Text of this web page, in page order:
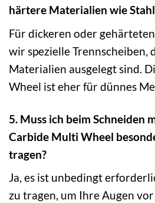
härtere Materialien wie
Für dickeren oder
wir spezielle Trennscheiben,
Materialien ausgelegt sind.
Wheel ist eher für dünnes
5. Muss ich beim Schneiden
Carbide Multi Wheel
tragen?
Ja, es ist unbedingt
zu tragen, um Ihre Augen